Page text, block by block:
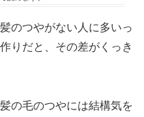
のつやがない人に多いっ
りだと、その差がくっき
の毛のつやには結構気を